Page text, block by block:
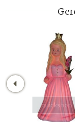
quickshop